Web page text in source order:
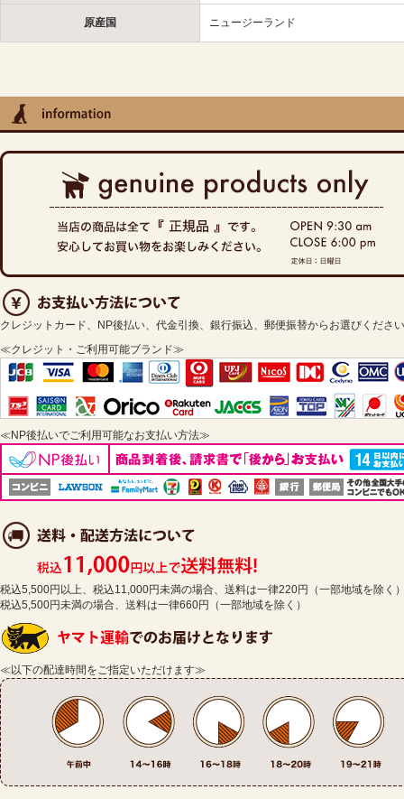
原産国 ニュージーランド
クレジットカード、NP後払い、代金引換、銀行振込、郵便振替からお選びくださ
≪クレジット・ご利用可能ブランド≫
≪NP後払いでご利用可能なお支払い方法≫
税込5,500円以上、税込11,000円未満の場合、送料は一律220円（一部地域を除く
税込5,500円未満の場合、送料は一律660円（一部地域を除く）
≪以下の配達時間をご指定いただけます≫